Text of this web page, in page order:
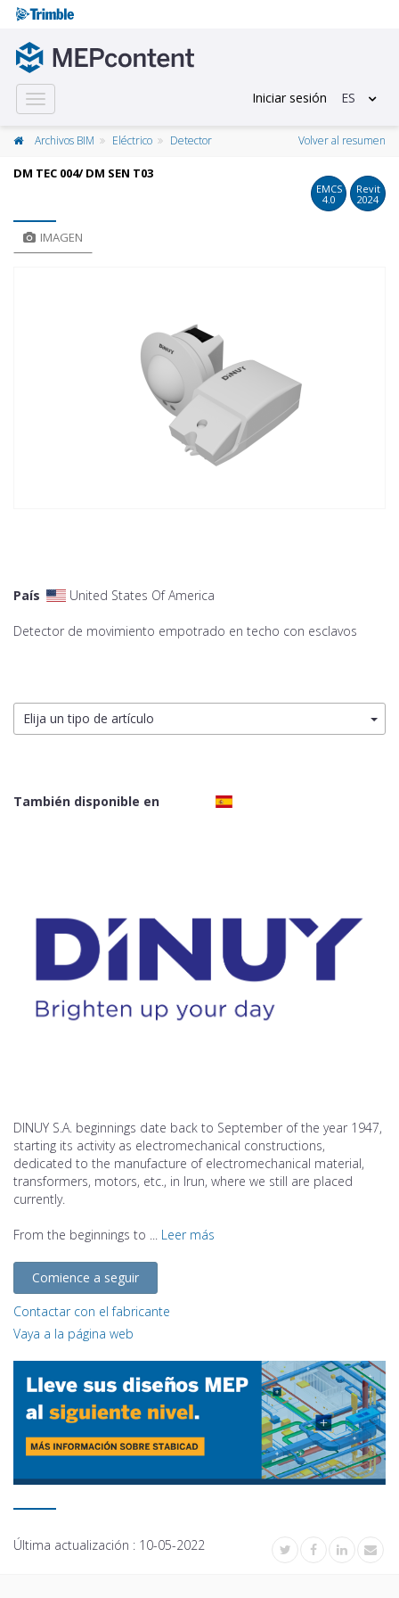
Toggle
navigation
Iniciar sesión ES
Archivos BIM Eléctrico Detector Volver al resumen
DM TEC 004/ DM SEN T03
EMCS
4.0
Revit
2024
IMAGEN
País United States Of America
Detector de movimiento empotrado en techo con esclavos
Elija un tipo de artículo
También disponible en
DINUY S.A. beginnings date back to September of the year 1947,
starting its activity as electromechanical constructions,
dedicated to the manufacture of electromechanical material,
transformers, motors, etc., in Irun, where we still are placed
currently.
From the beginnings to ... Leer más
Comience a seguir
Contactar con el fabricante
Vaya a la página web
Última actualización : 10-05-2022